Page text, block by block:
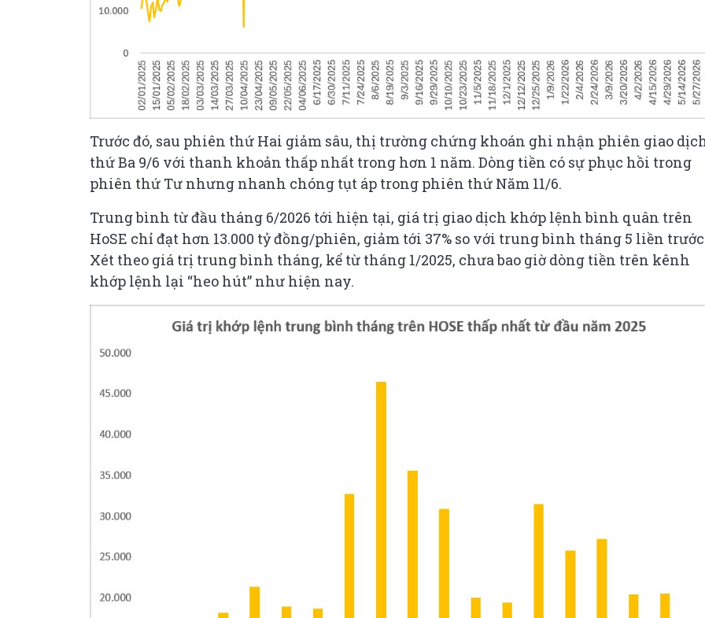
Trước đó, sau phiên thứ Hai giảm sâu, thị trường chứng khoán ghi nhận phiên giao
thứ Ba 9/6 với thanh khoản thấp nhất trong hơn 1 năm. Dòng tiền có sự phục hồi trong
phiên thứ Tư nhưng nhanh chóng tụt áp trong phiên thứ Năm 11/6.
Trung bình từ đầu tháng 6/2026 tới hiện tại, giá trị giao dịch khớp lệnh bình quân trên
HoSE chỉ đạt hơn 13.000 tỷ đồng/phiên, giảm tới 37% so với trung bình tháng 5 liền
Xét theo giá trị trung bình tháng, kể từ tháng 1/2025, chưa bao giờ dòng tiền trên kênh
khớp lệnh lại “heo hút” như hiện nay.